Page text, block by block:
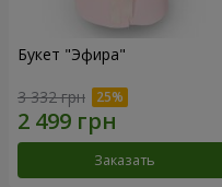
Букет "Эфира"
3 332 грн
Заказать